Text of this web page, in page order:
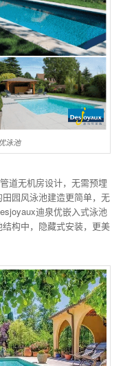
泳池
道无机房设计，无需预埋
园风泳池建造更简单，无
迪泉优嵌入式泳池
构中，隐藏式安装，更美